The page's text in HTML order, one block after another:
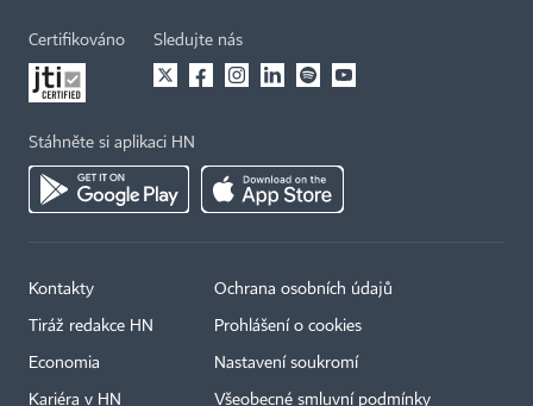
Certifikováno Sledujte nás
Stáhněte si aplikaci HN
Kontakty
Tiráž redakce HN
Economia
Kariéra v HN
Ochrana osobních údajů
Prohlášení o cookies
Nastavení soukromí
Všeobecné smluvní podmínky